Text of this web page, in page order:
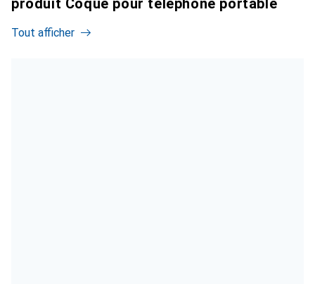
produit Coque pour téléphone portable
Tout afficher